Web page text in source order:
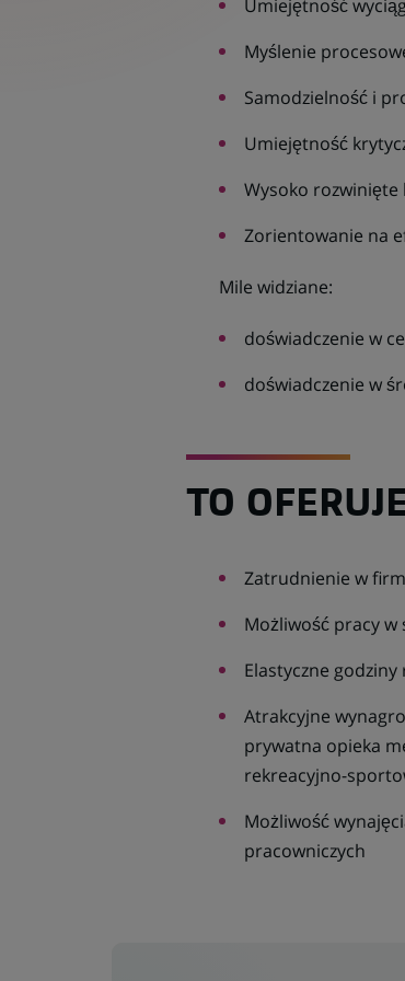
Umiejętność
Myślenie
Samodzielność i
Umiejętność
Wysoko
Zorientowanie na
Mile widziane:
doświadczenie w
doświadczenie w
TO
Zatrudnienie w
Możliwość pracy
Elastyczne
Atrakcyjne
prywatna opieka
rekreacyjno-
Możliwość
pracowniczych